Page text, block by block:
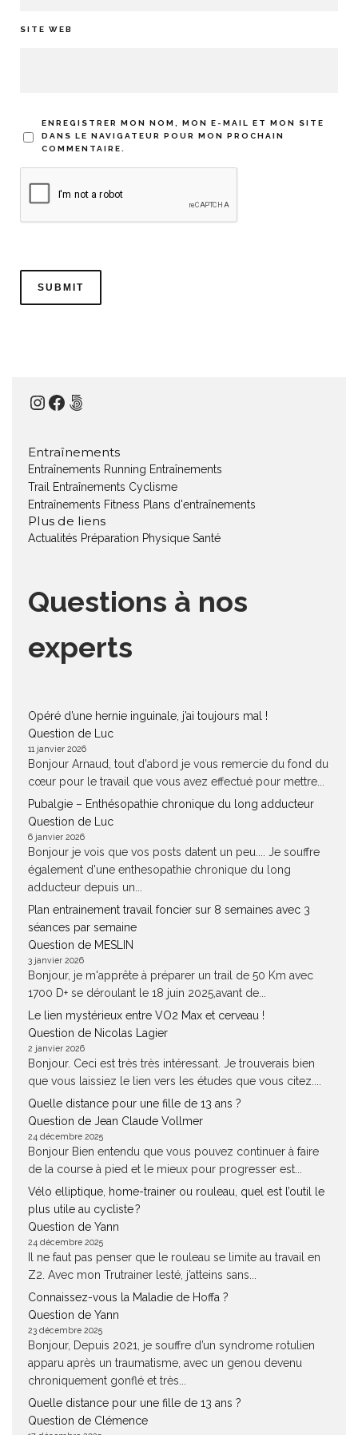
SITE WEB
ENREGISTRER MON NOM, MON E-MAIL ET MON SITE
DANS LE NAVIGATEUR POUR MON PROCHAIN
COMMENTAIRE.
Instagram
Facebook
500px
Entraînements
Entraînements Running Entraînements
Trail
Entraînements Cyclisme
Entraînements Fitness Plans d'entraînements
Plus de liens
Actualités Préparation Physique Santé
Questions à nos
experts
Opéré d’une hernie inguinale, j’ai toujours mal !
Question de Luc
11 janvier 2026
Bonjour Arnaud, tout d'abord je vous remercie du fond du
cœur pour le travail que vous avez effectué pour mettre...
Pubalgie – Enthésopathie chronique du long adducteur
Question de Luc
6 janvier 2026
Bonjour je vois que vos posts datent un peu.... Je souffre
également d'une enthesopathie chronique du long
adducteur depuis un...
Plan entrainement travail foncier sur 8 semaines avec 3
séances par semaine
Question de MESLIN
3 janvier 2026
Bonjour, je m'apprête à préparer un trail de 50 Km avec
1700 D+ se déroulant le 18 juin 2025,avant de...
Le lien mystérieux entre VO2 Max et cerveau !
Question de Nicolas Lagier
2 janvier 2026
Bonjour. Ceci est très très intéressant. Je trouverais bien
que vous laissiez le lien vers les études que vous citez....
Quelle distance pour une fille de 13 ans ?
Question de Jean Claude Vollmer
24 décembre 2025
Bonjour Bien entendu que vous pouvez continuer à faire
de la course à pied et le mieux pour progresser est...
Vélo elliptique, home-trainer ou rouleau, quel est l’outil le
plus utile au cycliste ?
Question de Yann
24 décembre 2025
Il ne faut pas penser que le rouleau se limite au travail en
Z2. Avec mon Trutrainer lesté, j’atteins sans...
Connaissez-vous la Maladie de Hoffa ?
Question de Yann
23 décembre 2025
Bonjour, Depuis 2021, je souffre d’un syndrome rotulien
apparu après un traumatisme, avec un genou devenu
chroniquement gonflé et très...
Quelle distance pour une fille de 13 ans ?
Question de Clémence